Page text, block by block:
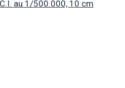
au 1/500.000, 10 cm